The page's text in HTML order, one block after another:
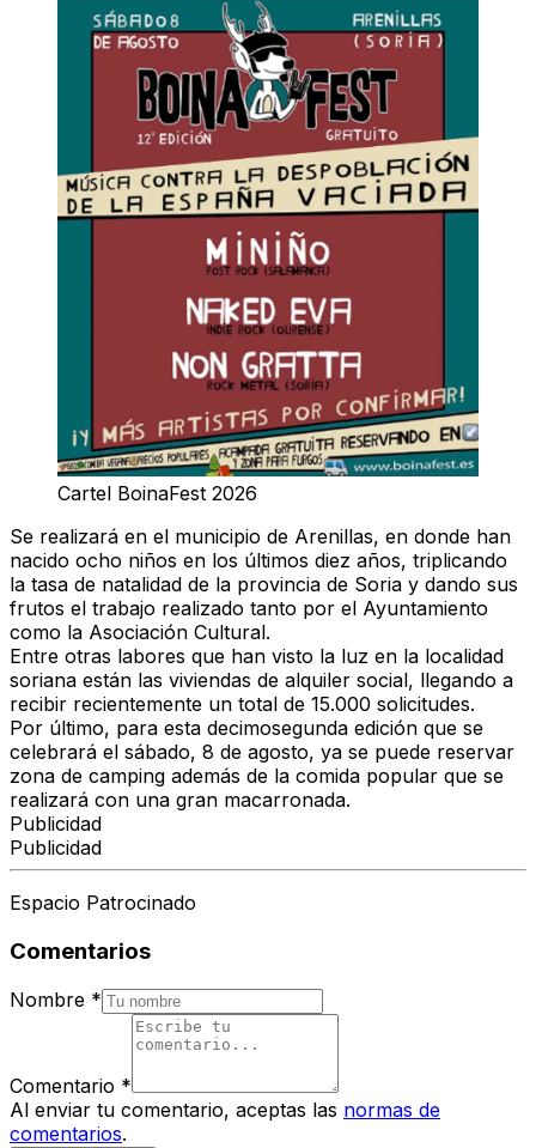
Cartel BoinaFest 2026
Se realizará en el municipio de Arenillas, en donde han
nacido ocho niños en los últimos diez años, triplicando
la tasa de natalidad de la provincia de Soria y dando sus
frutos el trabajo realizado tanto por el Ayuntamiento
como la Asociación Cultural.
Entre otras labores que han visto la luz en la localidad
soriana están las viviendas de alquiler social, llegando a
recibir recientemente un total de 15.000 solicitudes.
Por último, para esta decimosegunda edición que se
celebrará el sábado, 8 de agosto, ya se puede reservar
zona de camping además de la comida popular que se
realizará con una gran macarronada.
Publicidad
Publicidad
Espacio Patrocinado
Comentarios
Nombre *
Comentario *
Al enviar tu comentario, aceptas las normas de
comentarios.